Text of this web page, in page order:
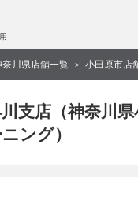
奈川県店舗一覧 > 小田原市店
支店（神奈川県
ング）